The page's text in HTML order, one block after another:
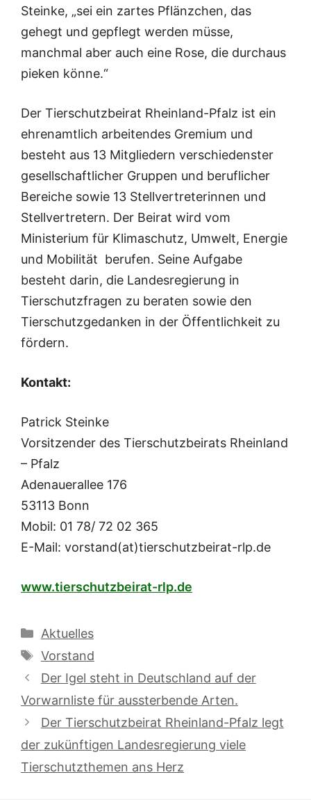
Steinke, „sei ein zartes Pflänzchen, das
gehegt und gepflegt werden müsse,
manchmal aber auch eine Rose, die durchaus
pieken könne.“
Der Tierschutzbeirat Rheinland-Pfalz ist ein
ehrenamtlich arbeitendes Gremium und
besteht aus 13 Mitgliedern verschiedenster
gesellschaftlicher Gruppen und beruflicher
Bereiche sowie 13 Stellvertreterinnen und
Stellvertretern. Der Beirat wird vom
Ministerium für Klimaschutz, Umwelt, Energie
und Mobilität berufen. Seine Aufgabe
besteht darin, die Landesregierung in
Tierschutzfragen zu beraten sowie den
Tierschutzgedanken in der Öffentlichkeit zu
fördern.
Kontakt:
Patrick Steinke
Vorsitzender des Tierschutzbeirats Rheinland
– Pfalz
Adenauerallee 176
53113 Bonn
Mobil: 01 78/ 72 02 365
E-Mail: vorstand(at)tierschutzbeirat-rlp.de
www.tierschutzbeirat-rlp.de
Kategorien
Aktuelles
Schlagwörter
Vorstand
Der Igel steht in Deutschland auf der
Vorwarnliste für aussterbende Arten.
Der Tierschutzbeirat Rheinland-Pfalz legt
der zukünftigen Landesregierung viele
Tierschutzthemen ans Herz